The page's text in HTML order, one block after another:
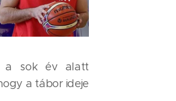
a sok év alatt
a tábor ideje